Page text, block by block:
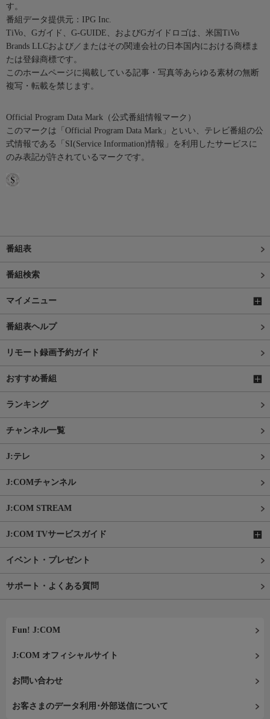
す。
番組データ提供元：IPG Inc.
TiVo、Gガイド、G-GUIDE、およびGガイドロゴは、米国TiVo
Brands LLCおよび／またはその関連会社の日本国内における商標ま
たは登録商標です。
このホームページに掲載している記事・写真等あらゆる素材の無断
複写・転載を禁じます。
Official Program Data Mark（公式番組情報マーク）
このマークは「Official Program Data Mark」といい、テレビ番組の公
式情報である「SI(Service Information)情報」を利用したサービスに
のみ表記が許されているマークです。
番組表
番組検索
マイメニュー
番組表ヘルプ
リモート録画予約ガイド
おすすめ番組
ランキング
チャンネル一覧
J:テレ
J:COMチャンネル
J:COM STREAM
J:COM TVサービスガイド
イベント・プレゼント
サポート・よくある質問
Fun! J:COM
J:COM オフィシャルサイト
お問い合わせ
お客さまのデータ利用･外部送信について